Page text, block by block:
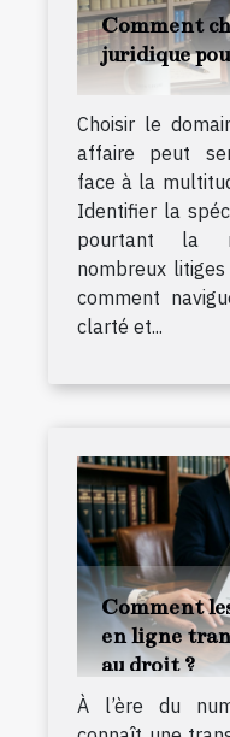
Comment
juridique
Choisir le
affaire peut
face à la
Identifier la
pourtant la
nombreux
comment
clarté et...
Comment
en ligne
au droit ?
À l’ère du